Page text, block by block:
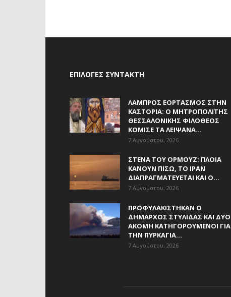
ΕΠΙΛΟΓΈΣ ΣΥΝΤΆΚΤΗ
ΛΑΜΠΡΌΣ ΕΟΡΤΑΣΜΌΣ ΣΤΗΝ
ΚΑΣΤΟΡΙΆ: Ο ΜΗΤΡΟΠΟΛΊΤΗΣ
ΘΕΣΣΑΛΟΝΊΚΗΣ ΦΙΛΌΘΕΟΣ
ΚΌΜΙΣΕ ΤΑ ΛΕΊΨΑΝΑ...
7 Αυγούστου, 2026
ΣΤΕΝΆ ΤΟΥ ΟΡΜΟΎΖ: ΠΛΟΊΑ
ΚΆΝΟΥΝ ΠΊΣΩ, ΤΟ ΙΡΆΝ
ΔΙΑΠΡΑΓΜΑΤΕΎΕΤΑΙ ΚΑΙ Ο...
7 Αυγούστου, 2026
ΠΡΟΦΥΛΑΚΊΣΤΗΚΑΝ Ο
ΔΉΜΑΡΧΟΣ ΣΤΥΛΊΔΑΣ ΚΑΙ ΔΎΟ
ΑΚΌΜΗ ΚΑΤΗΓΟΡΟΎΜΕΝΟΙ ΓΙΑ
ΤΗΝ ΠΥΡΚΑΓΙΆ...
7 Αυγούστου, 2026